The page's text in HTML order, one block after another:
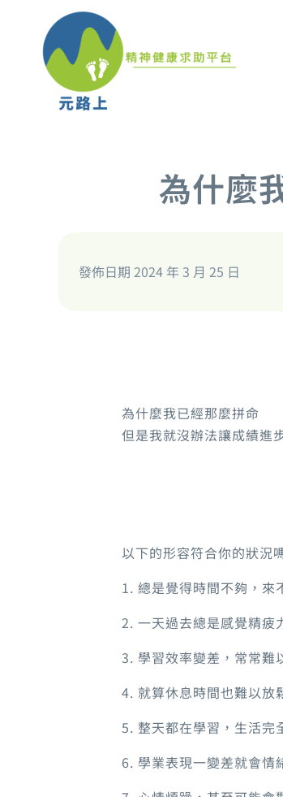
為什麼
發佈日期 2024 年 3 月 25 日
為什麼我已經那麼拼命
但是我就沒辦法讓成績進
以下的形容符合你的狀況
1. 總是覺得時間不夠，來
2. 一天過去總是感覺精疲
3. 學習效率變差，常常難
4. 就算休息時間也難以放
5. 整天都在學習，生活完
6. 學業表現一變差就會情